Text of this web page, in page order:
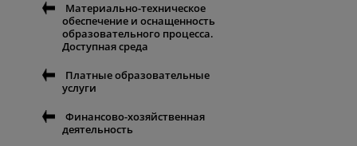
Материально-техническое
обеспечение и оснащенность
образовательного процесса.
Доступная среда
Платные образовательные
услуги
Финансово-хозяйственная
деятельность